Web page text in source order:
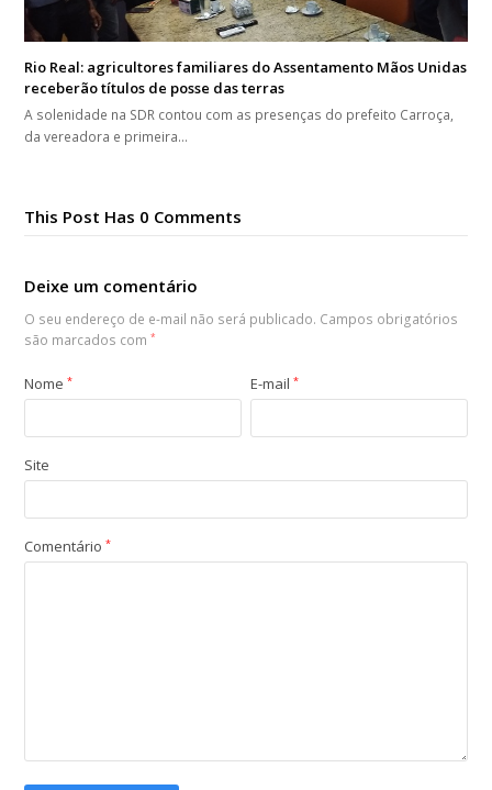
Rio Real: agricultores familiares do Assentamento Mãos Unidas
receberão títulos de posse das terras
A solenidade na SDR contou com as presenças do prefeito Carroça,
da vereadora e primeira…
This Post Has 0 Comments
Deixe um comentário
O seu endereço de e-mail não será publicado. Campos obrigatórios
são marcados com*
Nome* E-mail*
Site
Comentário*